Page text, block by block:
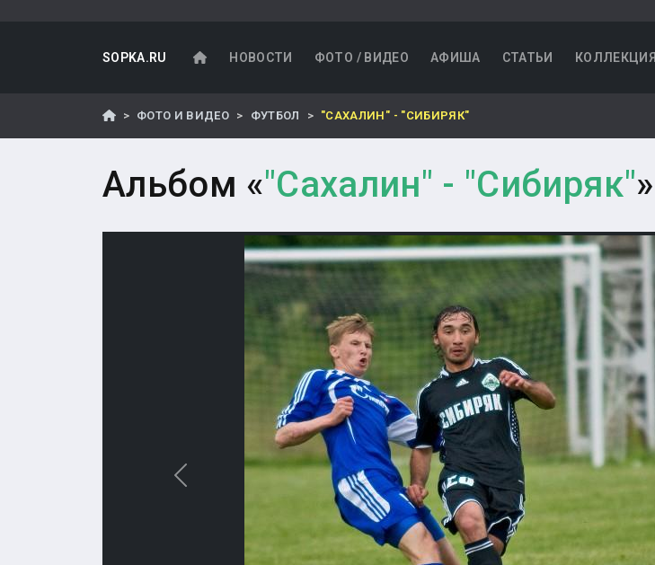
SOPKA.RU НОВОСТИ ФОТО / ВИДЕО АФИША СТАТЬИ КОЛЛЕКЦИЯ
ФОТО И ВИДЕО ФУТБОЛ "САХАЛИН" - "СИБИРЯК"
Альбом «"Сахалин" - "Сибиряк"»
Назад